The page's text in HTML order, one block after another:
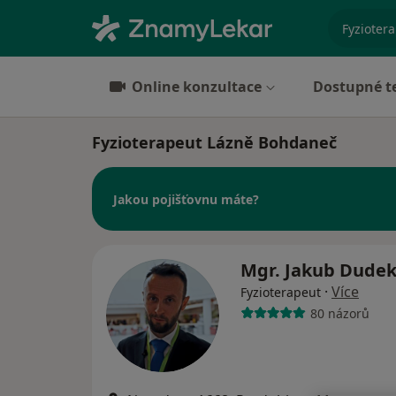
Online konzultace Dostupné
Fyzioterapeut Lázně Bohdaneč
Jakou pojišťovnu máte?
Mgr. Jakub Dudek
Fyzioterapeut · Více
80 názorů